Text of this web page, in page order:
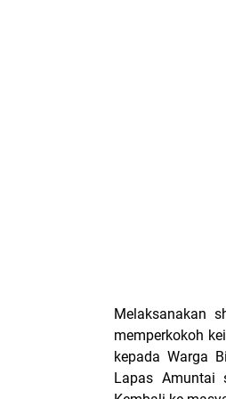
Melaksanakan
memperkokoh
kepada Warga
Lapas Amuntai